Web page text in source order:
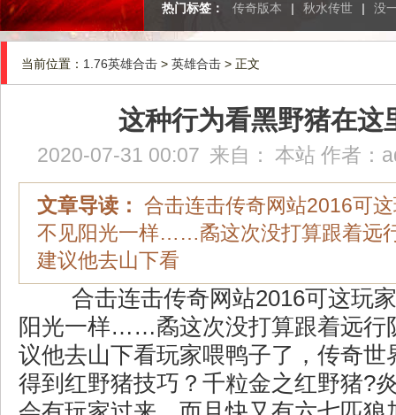
热门标签： 传奇版本 | 秋水传世 | 没
当前位置： 1.76英雄合击 > 英雄合击 > 正文
这种行为看黑野猪在这
2020-07-31 00:07 来自： 本站 作者：
文章导读： 合击连击传奇网站2016可
不见阳光一样……矞这次没打算跟着远
建议他去山下看
合击连击传奇网站2016可这玩
阳光一样……矞这次没打算跟着远行
议他去山下看玩家喂鸭子了，传奇世
得到红野猪技巧？千粒金之红野猪?